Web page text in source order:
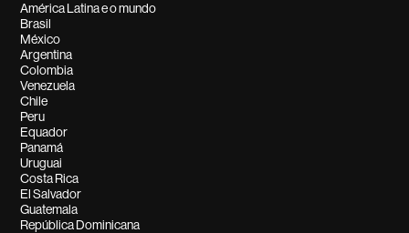
América Latina e o mundo
Brasil
México
Argentina
Colombia
Venezuela
Chile
Peru
Equador
Panamá
Uruguai
Costa Rica
El Salvador
Guatemala
República Dominicana